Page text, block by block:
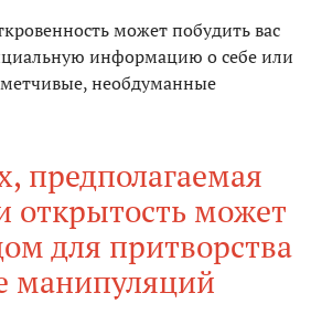
может побудить вас
информацию о себе или
необдуманные
предполагаемая
открытость может
для притворства
манипуляций